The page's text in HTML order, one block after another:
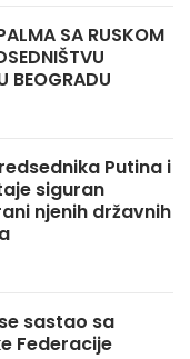
SA RUSKOM
BEOGRADU
Putina i
siguran
njenih državnih
sastao sa
Federacije